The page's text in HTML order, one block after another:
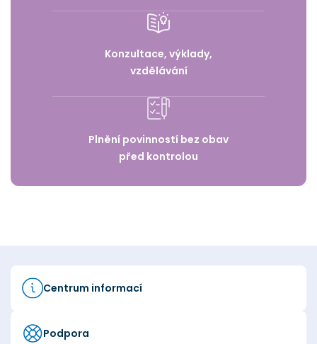
Konzultace, výklady,
vzdělávání
Plnění povinností bez obav
před kontrolou
Centrum informací
Podpora